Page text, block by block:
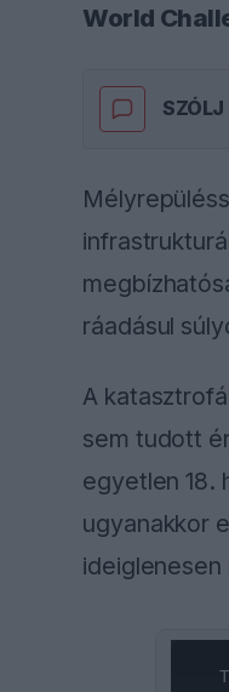
World
ráadásul
A
sem tudott
egyetlen 18.
ugyanakkor